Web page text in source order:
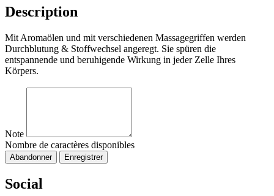
Description
Mit Aromaölen und mit verschiedenen Massagegriffen werden
Durchblutung & Stoffwechsel angeregt. Sie spüren die
entspannende und beruhigende Wirkung in jeder Zelle Ihres
Körpers.
Note
Nombre de caractères disponibles
Abandonner Enregistrer
Social